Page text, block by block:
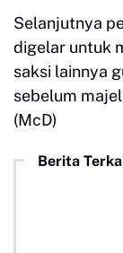
Selanjutnya
digelar untuk
saksi lainnya
sebelum
(McD)
Berita